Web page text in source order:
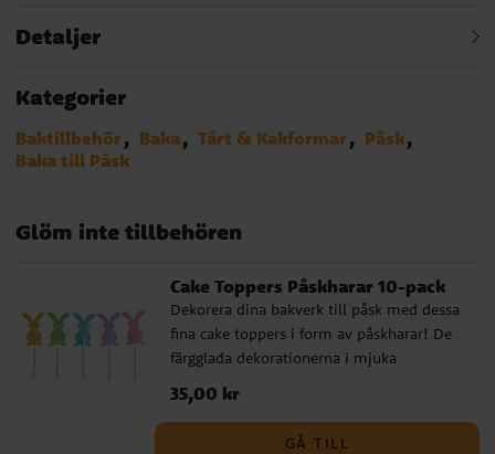
Detaljer
Kategorier
Baktillbehör Baka Tårt & Kakformar
Påsk
Baka till Påsk
Glöm inte tillbehören
Cake Toppers Påskharar 10-pack
Dekorera dina bakverk till påsk med dessa
fina cake toppers i form av påskharar! De
färgglada dekorationerna i mjuka
pastelltoner är perfekta att sticka ner i
cupcakes, muffins eller andra bakverk när
du vill skapa en lekfull och festlig
Pris:35,00 kr
35,00 kr
GÅ TILL